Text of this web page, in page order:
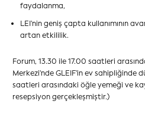
faydalanma,
LEI'nin geniş çapta kullanımının
artan etkililik.
Forum, 13.30 ile 17.00 saatleri
Merkezi'nde GLEIF'in ev sahipliğinde
saatleri arasındaki öğle yemeği ve
resepsiyon gerçekleşmiştir.)